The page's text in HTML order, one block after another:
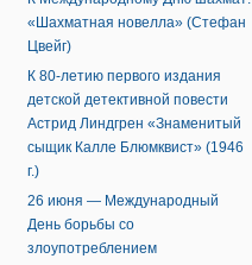
«Шахматная новелла» (Стефан
Цвейг)
К 80-летию первого издания
детской детективной повести
Астрид Линдгрен «Знаменитый
сыщик Калле Блюмквист» (1946
г.)
26 июня — Международный
День борьбы со
злоупотреблением